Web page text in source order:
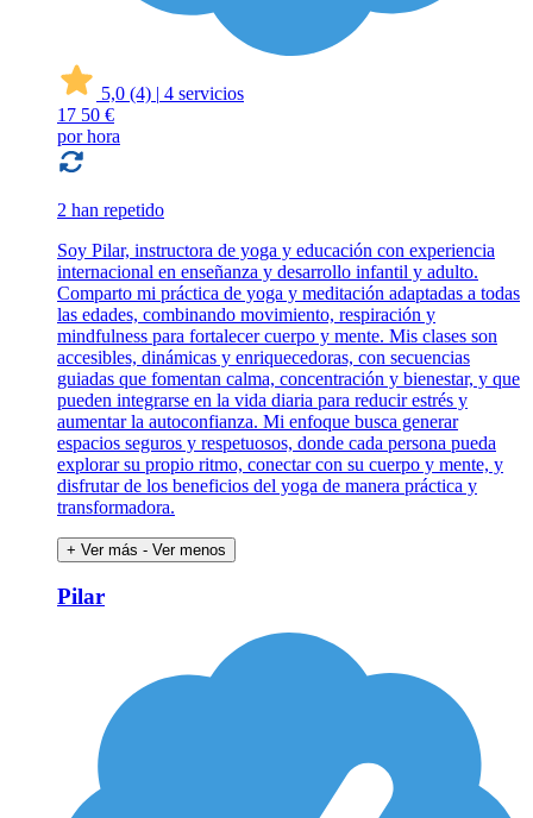
5,0 (4) | 4 servicios
17 50 €
por hora
2 han repetido
Soy Pilar, instructora de yoga y educación con experiencia
internacional en enseñanza y desarrollo infantil y adulto.
Comparto mi práctica de yoga y meditación adaptadas a todas
las edades, combinando movimiento, respiración y
mindfulness para fortalecer cuerpo y mente. Mis clases son
accesibles, dinámicas y enriquecedoras, con secuencias
guiadas que fomentan calma, concentración y bienestar, y que
pueden integrarse en la vida diaria para reducir estrés y
aumentar la autoconfianza. Mi enfoque busca generar
espacios seguros y respetuosos, donde cada persona pueda
explorar su propio ritmo, conectar con su cuerpo y mente, y
disfrutar de los beneficios del yoga de manera práctica y
transformadora.
+ Ver más - Ver menos
Pilar